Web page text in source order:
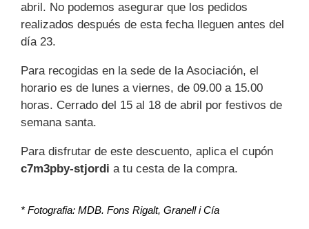
abril. No podemos asegurar que los pedidos
realizados después de esta fecha lleguen antes del
día 23.
Para recogidas en la sede de la Asociación, el
horario es de lunes a viernes, de 09.00 a 15.00
horas. Cerrado del 15 al 18 de abril por festivos de
semana santa.
Para disfrutar de este descuento, aplica el cupón
c7m3pby-stjordi a tu cesta de la compra.
* Fotografia: MDB. Fons Rigalt, Granell​ i Cía